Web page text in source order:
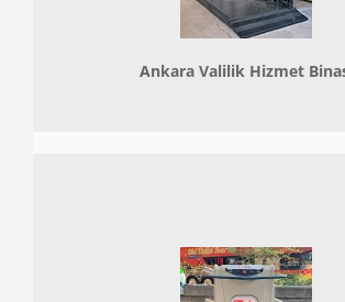
Ankara Valilik Hizmet